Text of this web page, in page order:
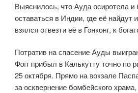
Выяснилось, что Ауда осиротела
оставаться в Индии, где её найдут
взялся отвезти её в Гонконг, к
Потратив на спасение Ауды
Фогг прибыл в Калькутту точно по
25 октября. Прямо на вокзале
за осквернение бомбейского